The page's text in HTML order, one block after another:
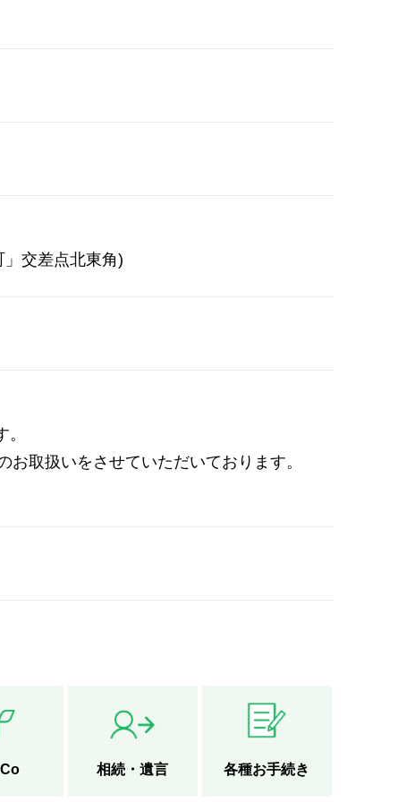
交差点北東角)
取扱いをさせていただいております。
相続・遺言 各種お手続き